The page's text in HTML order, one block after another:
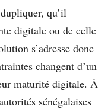
qu’il
digitale ou de celle
s’adresse donc
changent d’un
maturité digitale. À
sénégalaises